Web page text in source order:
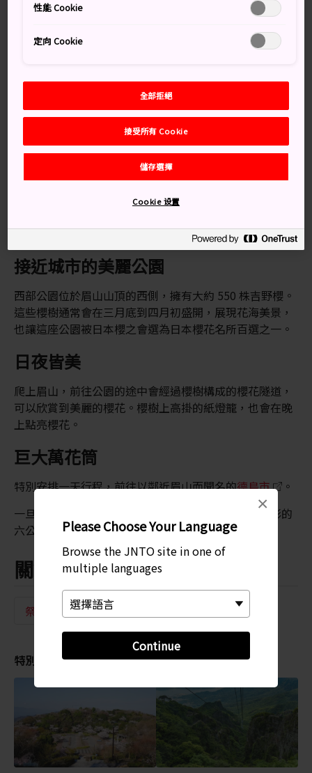
Please Choose Your Language
Browse the JNTO site in one of
multiple languages
Continue
×
美麗山腰公園中，超過 500 株櫻
的西部公園成為欣賞大自然的絕佳地點，尤其是櫻花
盛開時。
交通方式
不管是搭乘火車、開車或走路前往西部公園都很方便。
這座公園位於眉山山腰，從 JR 德島線上的藏本站走路約
往。
接近城市的美麗公園
西部公園位於眉山山頂的西側，擁有大約 550 株吉野櫻。
這些櫻樹通常會在三月底到四月初盛開，展現花海美景，
也讓這座公園被日本櫻之會選為日本櫻花名所百選之一。
日夜皆美
爬上眉山，前往公園的途中會經過櫻樹構成的櫻花隧道，
可以欣賞到美麗的櫻花。櫻樹上高掛的紙燈籠，也會在晚
上點亮櫻花。
巨大萬花筒
特別安排一天行程，前往以鄰近眉山而聞名的德島市
。
一旦爬上眉山，可別錯過眉華鏡。這個結合光線與色彩的
六公尺萬花筒，使用了超過 4,000 個 LED 燈所打造。
關鍵字
祭典與節慶 季節盛事 春季
特別推薦
性能 Cookie
定向 Cookie
全部拒絕
接受所有 Cookie
儲存選擇
Cookie 设置